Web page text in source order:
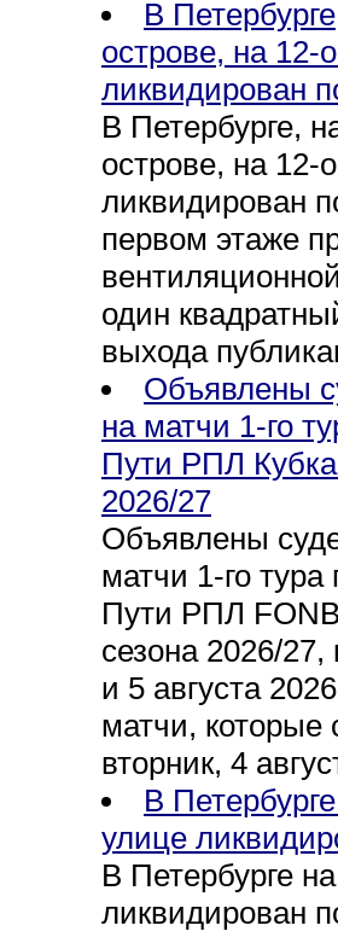
В
острове, на 12-
ликвидирован
В Петербурге,
острове, на 12-
ликвидирован
первом этаже
один
выхода
Объявлены
на матчи 1-го
Пути РПЛ
2026/27
Объявлены
матчи 1-го тура
Пути РПЛ
сезона 2026/27,
и 5 августа
матчи, которые
вторник, 4
В
улице
В Петербурге
ликвидирован